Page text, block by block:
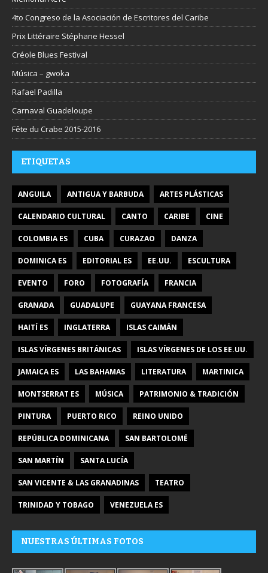
4to Congreso de la Asociación de Escritores del Caribe
Prix Littéraire Stéphane Hessel
Créole Blues Festival
Música – gwoka
Rafael Padilla
Carnaval Guadeloupe
Fête du Crabe 2015-2016
ETIQUETAS
ANGUILA ANTIGUA Y BARBUDA ARTES PLÁSTICAS
CALENDARIO CULTURAL CANTO CARIBE CINE
COLOMBIA ES CUBA CURAZAO DANZA
DOMINICA ES EDITORIAL ES EE.UU. ESCULTURA
EVENTO FORO FOTOGRAFÍA FRANCIA
GRANADA GUADALUPE GUAYANA FRANCESA
HAITÍ ES INGLATERRA ISLAS CAIMÁN
ISLAS VÍRGENES BRITÁNICAS ISLAS VÍRGENES DE LOS EE.UU.
JAMAICA ES LAS BAHAMAS LITERATURA MARTINICA
MONTSERRAT ES MÚSICA PATRIMONIO & TRADICIÓN
PINTURA PUERTO RICO REINO UNIDO
REPÚBLICA DOMINICANA SAN BARTOLOMÉ
SAN MARTÍN SANTA LUCÍA
SAN VICENTE & LAS GRANADINAS TEATRO
TRINIDAD Y TOBAGO VENEZUELA ES
NUESTRAS ÚLTIMAS FOTOS